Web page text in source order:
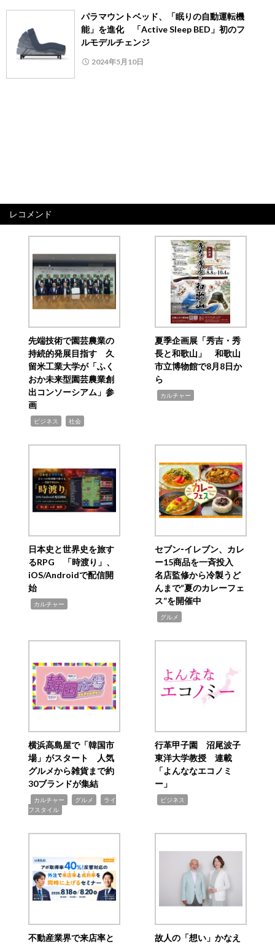
パラマウントベッド、「眠りの自動運転機
能」を進化 「Active Sleep BED」初のフ
ルモデルチェンジ
2024年5月10日
レコメンド
先端技術で園芸農業の
持続的発展目指す 久
留米工業大学が「ふく
おか未来型園芸農業創
出コンソーシアム」参
画
ビジネス 社会
夏季企画展「秀吉・秀
長と和歌山」 和歌山
市立博物館で8月8日か
ら
カルチャー
日本史と世界史を旅す
るRPG 「時渡り」、
iOS/Androidで配信開
始
カルチャー
セブン‐イレブン、カレ
ー15商品を一斉投入
名店監修から冷製うど
んまで“夏のカレーフェ
ス”を開催中
グルメ
横浜高島屋で「韓国市
場」がスタート 人気
グルメから雑貨まで約
30ブランドが集結
カルチャー グルメ
ライ
フスタイル
行革甲子園 沼尾波子
東洋大学教授 連載
「よんななエコノミ
ー」
ビジネス
不動産業界で来店率と
故人の「想い」かなえ